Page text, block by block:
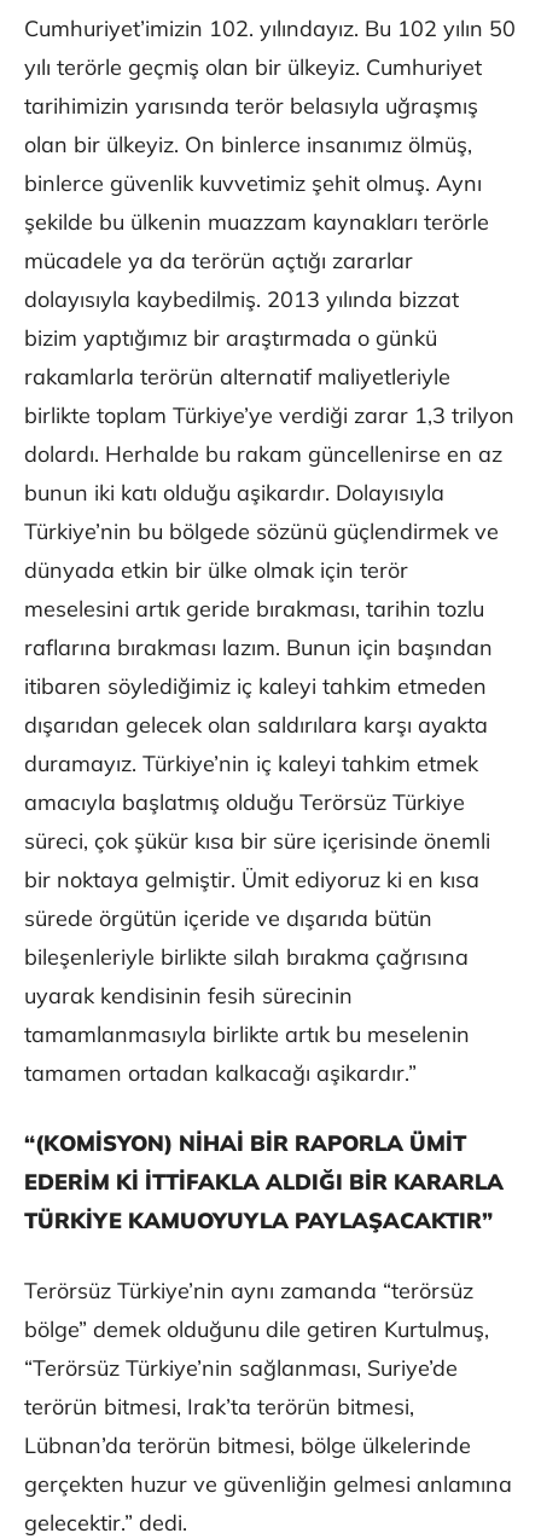
Cumhuriyet’imizin 102. yılındayız. Bu 102 yılın 50
yılı terörle geçmiş olan bir ülkeyiz. Cumhuriyet
tarihimizin yarısında terör belasıyla uğraşmış
olan bir ülkeyiz. On binlerce insanımız ölmüş,
binlerce güvenlik kuvvetimiz şehit olmuş. Aynı
şekilde bu ülkenin muazzam kaynakları terörle
mücadele ya da terörün açtığı zararlar
dolayısıyla kaybedilmiş. 2013 yılında bizzat
bizim yaptığımız bir araştırmada o günkü
rakamlarla terörün alternatif maliyetleriyle
birlikte toplam Türkiye’ye verdiği zarar 1,3 trilyon
dolardı. Herhalde bu rakam güncellenirse en az
bunun iki katı olduğu aşikardır. Dolayısıyla
Türkiye’nin bu bölgede sözünü güçlendirmek ve
dünyada etkin bir ülke olmak için terör
meselesini artık geride bırakması, tarihin tozlu
raflarına bırakması lazım. Bunun için başından
itibaren söylediğimiz iç kaleyi tahkim etmeden
dışarıdan gelecek olan saldırılara karşı ayakta
duramayız. Türkiye’nin iç kaleyi tahkim etmek
amacıyla başlatmış olduğu Terörsüz Türkiye
süreci, çok şükür kısa bir süre içerisinde önemli
bir noktaya gelmiştir. Ümit ediyoruz ki en kısa
sürede örgütün içeride ve dışarıda bütün
bileşenleriyle birlikte silah bırakma çağrısına
uyarak kendisinin fesih sürecinin
tamamlanmasıyla birlikte artık bu meselenin
tamamen ortadan kalkacağı aşikardır.”
“(KOMİSYON) NİHAİ BİR RAPORLA ÜMİT
EDERİM Kİ İTTİFAKLA ALDIĞI BİR KARARLA
TÜRKİYE KAMUOYUYLA PAYLAŞACAKTIR”
Terörsüz Türkiye’nin aynı zamanda “terörsüz
bölge” demek olduğunu dile getiren Kurtulmuş,
“Terörsüz Türkiye’nin sağlanması, Suriye’de
terörün bitmesi, Irak’ta terörün bitmesi,
Lübnan’da terörün bitmesi, bölge ülkelerinde
gerçekten huzur ve güvenliğin gelmesi anlamına
gelecektir.” dedi.